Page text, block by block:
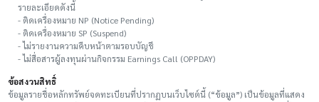
รายละเอียดดังนี้
ติดเครื่องหมาย NP (Notice Pending)
ติดเครื่องหมาย SP (Suspend)
ไม่รายงานความคืบหน้าตามรอบบัญชี
ไม่สื่อสารผู้ลงทุนผ่านกิจกรรม Earnings Call (OPPDAY)
ข้อสงวนสิทธิ์
ข้อมูลรายชื่อหลักทรัพย์จดทะเบียนที่ปรากฏบนเว็บไซต์นี้ (“ข้อมูล”) เป็นข้อมูลที่แสดง